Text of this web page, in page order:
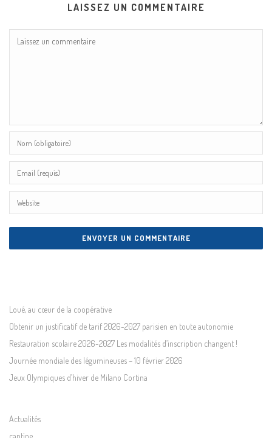
LAISSEZ UN COMMENTAIRE
Loué, au cœur de la coopérative
Obtenir un justificatif de tarif 2026-2027 parisien en toute autonomie
Restauration scolaire 2026-2027 Les modalités d’inscription changent !
Journée mondiale des légumineuses – 10 février 2026
Jeux Olympiques d’hiver de Milano Cortina
Actualités
cantine